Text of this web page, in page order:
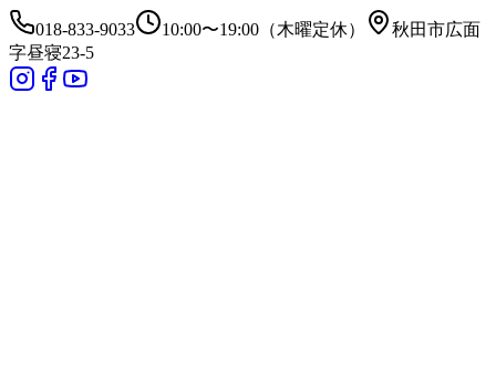
018-833-9033 10:00〜19:00（木曜定休）
秋田市広面
字昼寝23-5